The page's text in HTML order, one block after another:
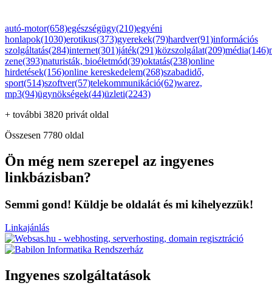
autó-motor(658)egészségügy(210)egyéni
honlapok(1030)erotikus(373)gyerekek(79)hardver(91)információs
szolgáltatás(284)internet(301)játék(291)közszolgálat(209)média(146)
zene(393)naturisták, bioéletmód(39)oktatás(238)online
hirdetések(156)online kereskedelem(268)szabadidő,
sport(514)szoftver(57)telekommunikáció(62)warez,
mp3(94)ügynökségek(44)üzleti(2243)
+ további 3820 privát oldal
Összesen 7780 oldal
Ön még nem szerepel az ingyenes
linkbázisban?
Semmi gond! Küldje be oldalát és mi kihelyezzük!
Linkajánlás
Ingyenes szolgáltatások